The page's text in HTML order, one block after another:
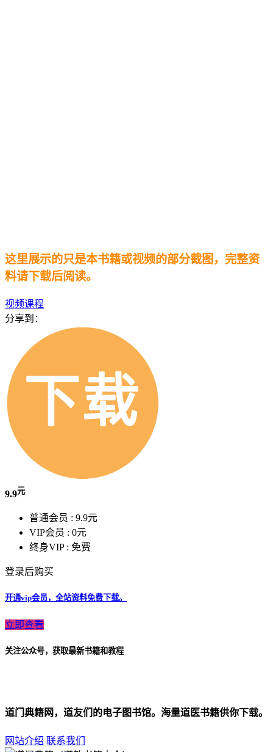
这里展示的只是本书籍或视频的部分截图，完整资
料请下载后阅读。
视频课程
分享到：
9.9元
普通会员 : 9.9元
VIP会员 : 0元
终身VIP : 免费
登录后购买
开通vip会员，全站资料免费下载。
立即查看
关注公众号，获取最新书籍和教程
道门典籍网，道友们的电子图书馆。海量道医书籍供你下载。
网站介绍 联系我们